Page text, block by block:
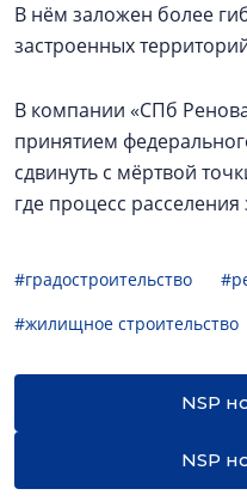
В нём заложен более
застроенных
В компании «СПб
принятием
сдвинуть с мёртвой
где процесс
#градостроительство
#жилищное строительство
NSP
NSP